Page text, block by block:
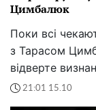
Цимбалюк
Поки всі
з Тарасом
відверте
21:01 15.10